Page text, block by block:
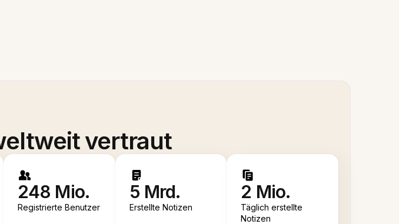
vertraut
248 Mio.
Registrierte Benutzer
5 Mrd.
Erstellte Notizen
2 Mio.
Täglich erstellte
Notizen